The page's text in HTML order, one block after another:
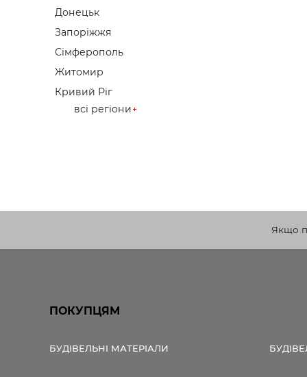
Донецьк
Запоріжжя
Сімферополь
Житомир
Кривий Ріг
всі регіони
Якщо
ПОКУПЦЯМ
БУДІВЕЛЬНІ МАТЕРІАЛИ